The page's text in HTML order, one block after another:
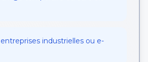
industrielles ou e-